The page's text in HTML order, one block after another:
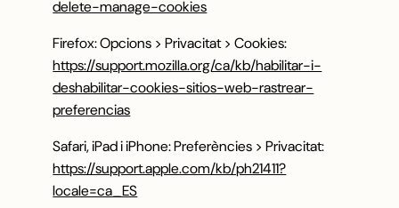
delete-manage-cookies
Firefox: Opcions > Privacitat > Cookies:
https://support.mozilla.org/ca/kb/habilitar-i-
deshabilitar-cookies-sitios-web-rastrear-
preferencias
Safari, iPad i iPhone: Preferències > Privacitat:
https://support.apple.com/kb/ph21411?
locale=ca_ES